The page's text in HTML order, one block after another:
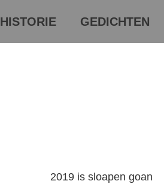
HISTORIE GEDICHTEN
2019 is sloapen goan